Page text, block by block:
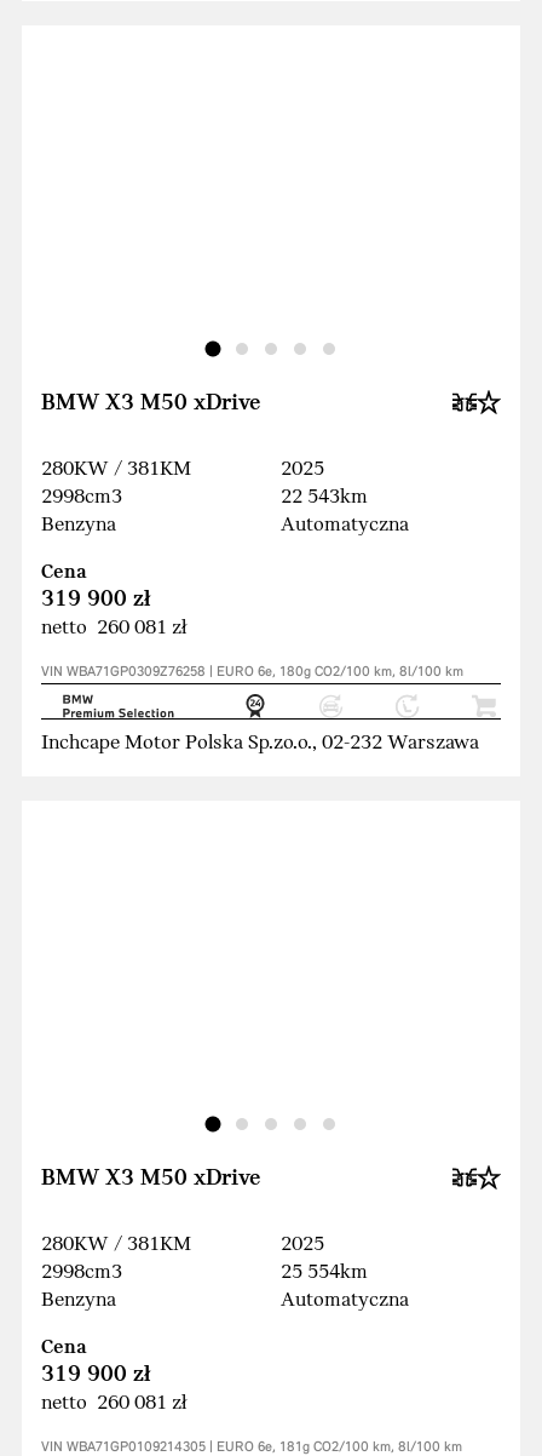
BMW X3 M50 xDrive
280KW / 381KM
2998cm3
Benzyna
2025
22 543km
Automatyczna
Cena
319 900 zł
netto 260 081 zł
VIN WBA71GP0309Z76258 | EURO 6e, 180g CO2/100 km, 8l/100 km
Inchcape Motor Polska Sp.zo.o., 02-232 Warszawa
BMW X3 M50 xDrive
280KW / 381KM
2998cm3
Benzyna
2025
25 554km
Automatyczna
Cena
319 900 zł
netto 260 081 zł
VIN WBA71GP0109214305 | EURO 6e, 181g CO2/100 km, 8l/100 km